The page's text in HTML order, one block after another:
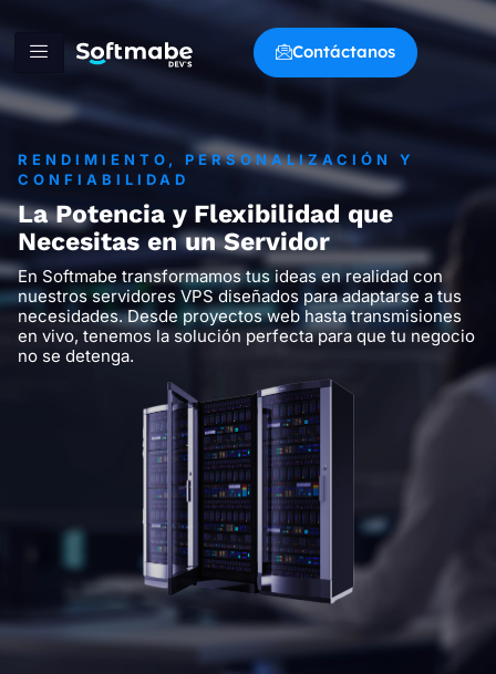
Contáctanos
RENDIMIENTO, PERSONALIZACIÓN Y
CONFIABILIDAD
La Potencia y Flexibilidad que
Necesitas en un Servidor
En Softmabe transformamos tus ideas en realidad con
nuestros servidores VPS diseñados para adaptarse a tus
necesidades. Desde proyectos web hasta transmisiones
en vivo, tenemos la solución perfecta para que tu negocio
no se detenga.